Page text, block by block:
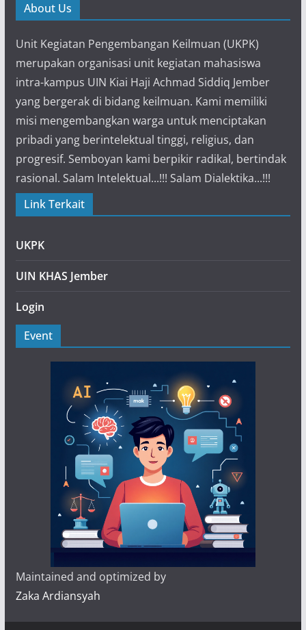
About Us
Unit Kegiatan Pengembangan Keilmuan (UKPK)
merupakan organisasi unit kegiatan mahasiswa
intra-kampus UIN Kiai Haji Achmad Siddiq Jember
yang bergerak di bidang keilmuan. Kami memiliki
misi mengembangkan warga untuk menciptakan
pribadi yang berintelektual tinggi, religius, dan
progresif. Semboyan kami berpikir radikal, bertindak
rasional. Salam Intelektual...!!! Salam Dialektika...!!!
Link Terkait
UKPK
UIN KHAS Jember
Login
Event
Maintained and optimized by
Zaka Ardiansyah